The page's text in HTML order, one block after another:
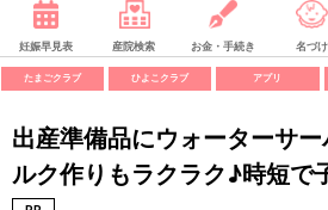
妊娠早見表 産院検索 お金・手続き 名づけ
たまごクラブ ひよこクラブ アプリ
出産準備品にウォーターサ
ルク作りもラクラク♪時短で